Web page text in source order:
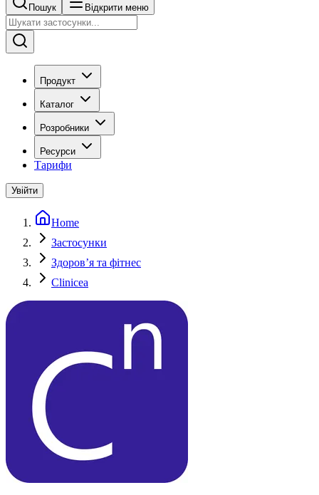
Пошук Відкрити меню
Продукт
Каталог
Розробники
Ресурси
Тарифи
Увійти
Home
Застосунки
Здоровʼя та фітнес
Clinicea